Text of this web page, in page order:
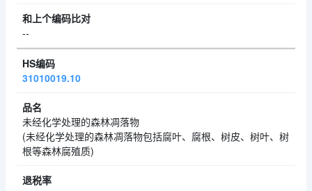
--
31010019.10
未经化学处理的森林凋落物
(未经化学处理的森林凋落物包括腐叶、腐根、树皮、树叶、树
根等森林腐殖质)